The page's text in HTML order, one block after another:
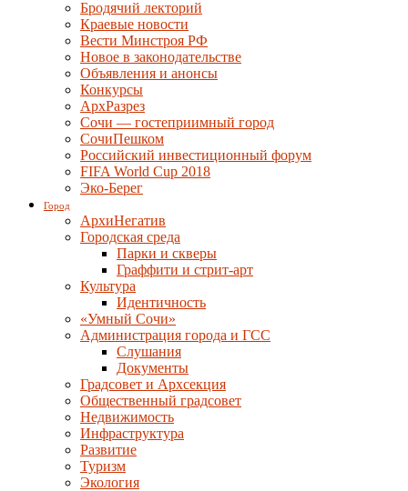
Бродячий лекторий
Краевые новости
Вести Минстроя РФ
Новое в законодательстве
Объявления и анонсы
Конкурсы
АрхРазрез
Сочи — гостеприимный город
СочиПешком
Российский инвестиционный форум
FIFA World Cup 2018
Эко-Берег
Город
АрхиНегатив
Городская среда
Парки и скверы
Граффити и стрит-арт
Культура
Идентичность
«Умный Сочи»
Администрация города и ГСС
Слушания
Документы
Градсовет и Архсекция
Общественный градсовет
Недвижимость
Инфраструктура
Развитие
Туризм
Экология